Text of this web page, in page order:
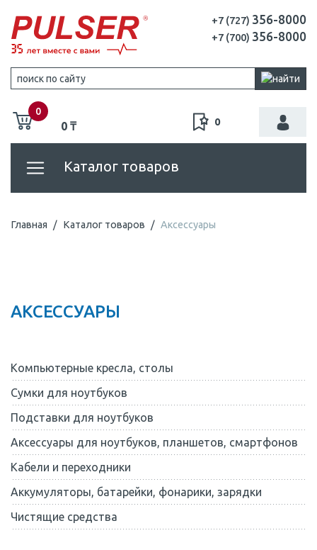
+7 (727) 356-8000
+7 (700) 356-8000
0
0 ₸ 0
Каталог товаров
Главная Каталог товаров Аксессуары
АКСЕССУАРЫ
Компьютерные кресла, столы
Сумки для ноутбуков
Подставки для ноутбуков
Аксессуары для ноутбуков, планшетов, смартфонов
Кабели и переходники
Аккумуляторы, батарейки, фонарики, зарядки
Чистящие средства